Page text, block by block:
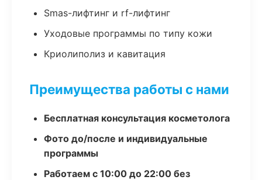
Smas-лифтинг и rf-лифтинг
Уходовые программы по типу кожи
Криолиполиз и кавитация
Преимущества работы с нами
Бесплатная консультация косметолога
Фото до/после и индивидуальные
программы
Работаем с 10:00 до 22:00 без